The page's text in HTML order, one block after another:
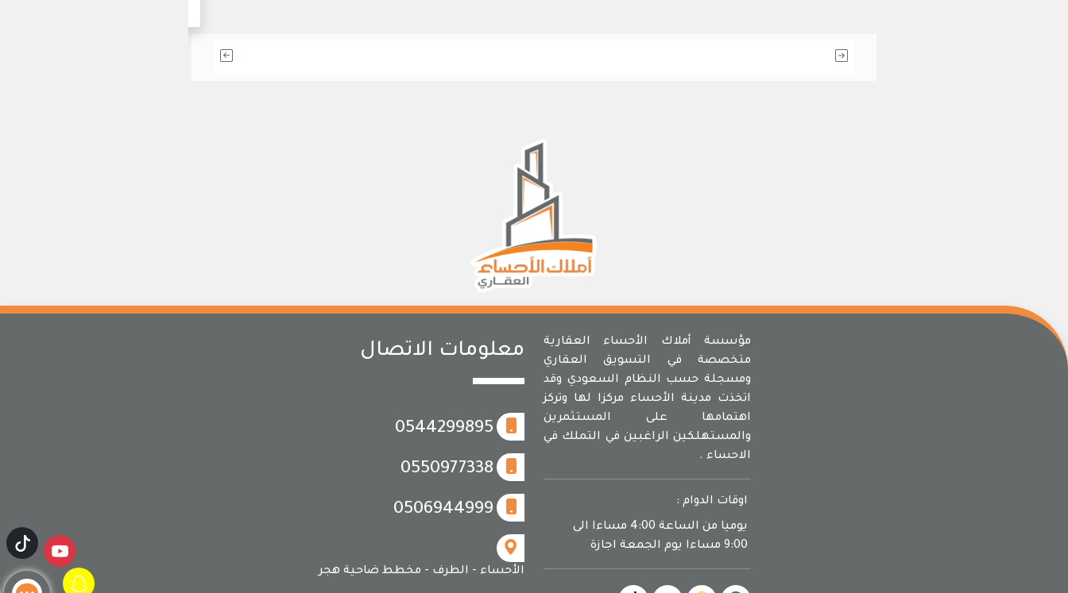
مؤسسة أملاك الأحساء العقارية
متخصصة في التسويق العقاري
ومسجلة حسب النظام السعودي وقد
اتخذت مدينة الأحساء مركزا لها وتركز
اهتمامها على المستثمرين
والمستهلكين الراغبين في التملك في
الاحساء .
اوقات الدوام :
يوميا من الساعة 4:00 مساءا الى
9:00 مساءا يوم الجمعة اجازة
معلومات الاتصال
0544299895
0550977338
0506944999
الأحساء - الطرف - مخطط ضاحية هجر